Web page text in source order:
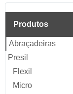
Produtos
Abraçadeiras
Presil
Flexil
Micro